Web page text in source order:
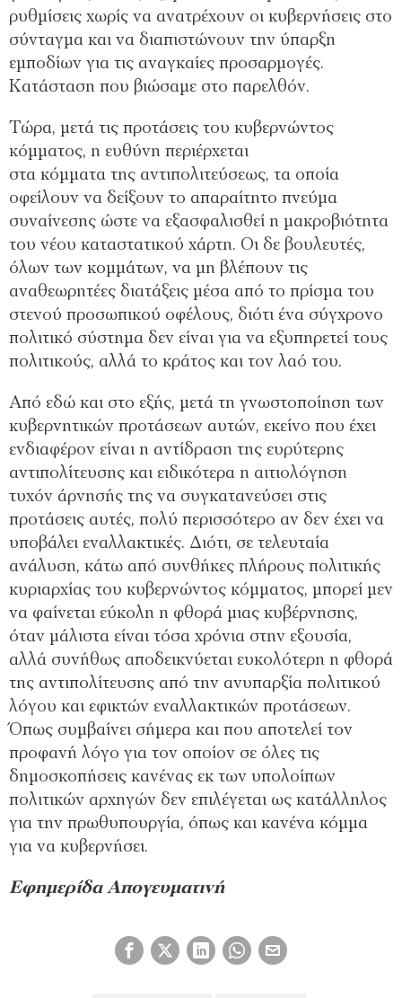
ρυθμίσεις χωρίς να ανατρέχουν οι κυβερνήσεις στο
σύνταγμα και να διαπιστώνουν την ύπαρξη
εμποδίων για τις αναγκαίες προσαρμογές.
Κατάσταση που βιώσαμε στο παρελθόν.
Τώρα, μετά τις προτάσεις του κυβερνώντος
κόμματος, η ευθύνη περιέρχεται
στα κόμματα της αντιπολιτεύσεως, τα οποία
οφείλουν να δείξουν το απαραίτητο πνεύμα
συναίνεσης ώστε να εξασφαλισθεί η μακροβιότητα
του νέου καταστατικού χάρτη. Οι δε βουλευτές,
όλων των κομμάτων, να μη βλέπουν τις
αναθεωρητέες διατάξεις μέσα από το πρίσμα του
στενού προσωπικού οφέλους, διότι ένα σύγχρονο
πολιτικό σύστημα δεν είναι για να εξυπηρετεί τους
πολιτικούς, αλλά το κράτος και τον λαό του.
Από εδώ και στο εξής, μετά τη γνωστοποίηση των
κυβερνητικών προτάσεων αυτών, εκείνο που έχει
ενδιαφέρον είναι η αντίδραση της ευρύτερης
αντιπολίτευσης και ειδικότερα η αιτιολόγηση
τυχόν άρνησής της να συγκατανεύσει στις
προτάσεις αυτές, πολύ περισσότερο αν δεν έχει να
υποβάλει εναλλακτικές. Διότι, σε τελευταία
ανάλυση, κάτω από συνθήκες πλήρους πολιτικής
κυριαρχίας του κυβερνώντος κόμματος, μπορεί μεν
να φαίνεται εύκολη η φθορά μιας κυβέρνησης,
όταν μάλιστα είναι τόσα χρόνια στην εξουσία,
αλλά συνήθως αποδεικνύεται ευκολότερη η φθορά
της αντιπολίτευσης από την ανυπαρξία πολιτικού
λόγου και εφικτών εναλλακτικών προτάσεων.
Όπως συμβαίνει σήμερα και που αποτελεί τον
προφανή λόγο για τον οποίον σε όλες τις
δημοσκοπήσεις κανένας εκ των υπολοίπων
πολιτικών αρχηγών δεν επιλέγεται ως κατάλληλος
για την πρωθυπουργία, όπως και κανένα κόμμα
για να κυβερνήσει.
Εφημερίδα Απογευματινή